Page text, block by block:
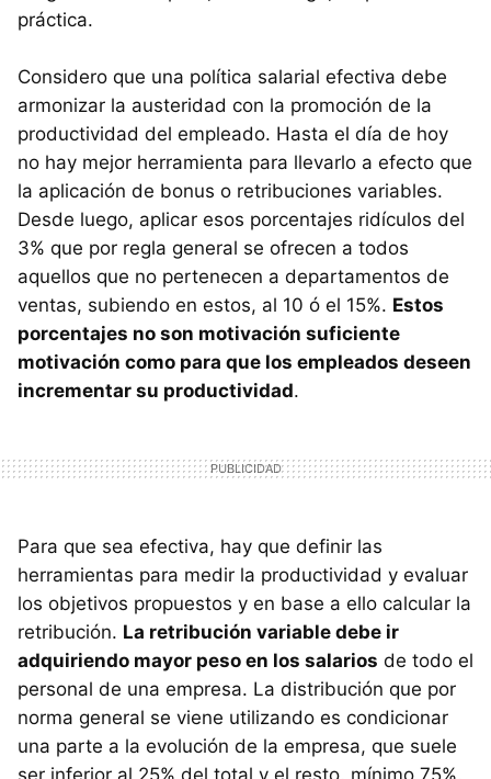
práctica.
Considero que una política salarial efectiva debe
armonizar la austeridad con la promoción de la
productividad del empleado. Hasta el día de hoy
no hay mejor herramienta para llevarlo a efecto que
la aplicación de bonus o retribuciones variables.
Desde luego, aplicar esos porcentajes ridículos del
3% que por regla general se ofrecen a todos
aquellos que no pertenecen a departamentos de
ventas, subiendo en estos, al 10 ó el 15%. Estos
porcentajes no son motivación suficiente
motivación como para que los empleados deseen
incrementar su productividad.
Para que sea efectiva, hay que definir las
herramientas para medir la productividad y evaluar
los objetivos propuestos y en base a ello calcular la
retribución. La retribución variable debe ir
adquiriendo mayor peso en los salarios de todo el
personal de una empresa. La distribución que por
norma general se viene utilizando es condicionar
una parte a la evolución de la empresa, que suele
ser inferior al 25% del total y el resto, mínimo 75%,